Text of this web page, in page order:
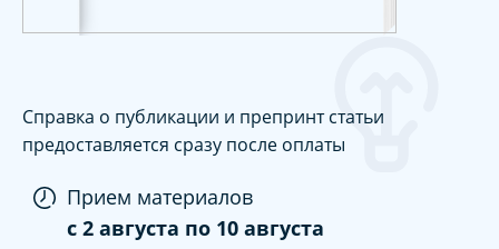
Справка о публикации и препринт статьи
предоставляется сразу после оплаты
Прием материалов
c 2 августа по 10 августа